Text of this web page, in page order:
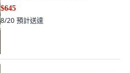
$645
8/20 預計送達